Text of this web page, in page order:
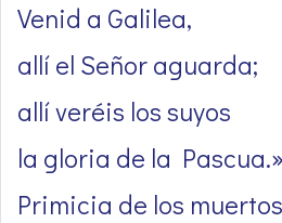
Venid a Galilea,
allí el Señor aguarda;
allí veréis los suyos
la gloria de la Pascua.»
Primicia de los